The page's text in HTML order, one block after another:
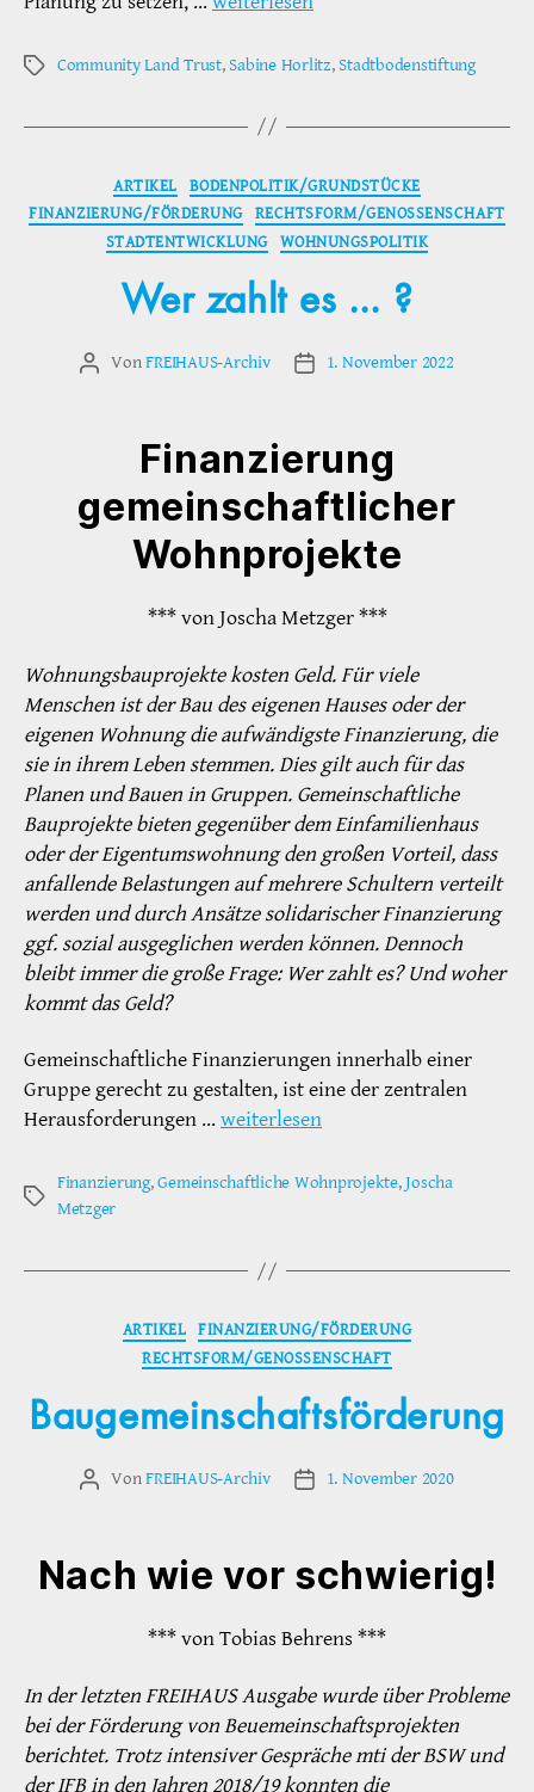
Schlagwörter
Community Land Trust,Sabine Horlitz,Stadtbodenstiftung
Kategorien
ARTIKEL
BODENPOLITIK/GRUNDSTÜCKE
FINANZIERUNG/FÖRDERUNG
RECHTSFORM/GENOSSENSCHAFT
STADTENTWICKLUNG
WOHNUNGSPOLITIK
Wer zahlt es … ?
Beitragsautor
VonFREIHAUS-Archiv Veröffentlichungsdatum
1. November 2022
Finanzierung
gemeinschaftlicher
Wohnprojekte
*** von Joscha Metzger ***
Wohnungsbauprojekte kosten Geld. Für viele
Menschen ist der Bau des eigenen Hauses oder der
eigenen Wohnung die aufwändigste Finanzierung, die
sie in ihrem Leben stemmen. Dies gilt auch für das
Planen und Bauen in Gruppen. Gemeinschaftliche
Bauprojekte bieten gegenüber dem Einfamilienhaus
oder der Eigentumswohnung den großen Vorteil, dass
anfallende Belastungen auf mehrere Schultern verteilt
werden und durch Ansätze solidarischer Finanzierung
ggf. sozial ausgeglichen werden können. Dennoch
bleibt immer die große Frage: Wer zahlt es? Und woher
kommt das Geld?
Gemeinschaftliche Finanzierungen innerhalb einer
Gruppe gerecht zu gestalten, ist eine der zentralen
Herausforderungen … weiterlesen
Schlagwörter
Finanzierung,Gemeinschaftliche Wohnprojekte,Joscha
Metzger
Kategorien
ARTIKEL FINANZIERUNG/FÖRDERUNG
RECHTSFORM/GENOSSENSCHAFT
Baugemeinschaftsförderung
Beitragsautor
VonFREIHAUS-Archiv Veröffentlichungsdatum
1. November 2020
Nach wie vor schwierig!
*** von Tobias Behrens ***
In der letzten FREIHAUS Ausgabe wurde über Probleme
bei der Förderung von Beuemeinschaftsprojekten
berichtet. Trotz intensiver Gespräche mti der BSW und
der IFB in den Jahren 2018/19 konnten die